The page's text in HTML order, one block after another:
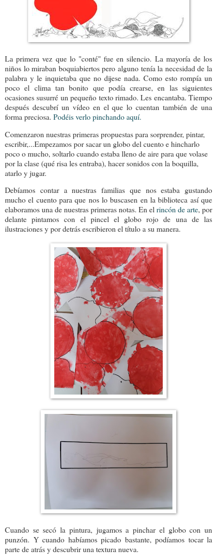
La primera vez que lo "conté" fue en silencio. La mayoría de los
niños lo miraban boquiabiertos pero alguno tenía la necesidad de la
palabra y le inquietaba que no dijese nada. Como esto rompía un
poco el clima tan bonito que podía crearse, en las siguientes
ocasiones susurré un pequeño texto rimado. Les encantaba. Tiempo
después descubrí un vídeo en el que lo cuentan también de una
forma preciosa. Podéis verlo pinchando aquí.
Comenzaron nuestras primeras propuestas para sorprender, pintar,
escribir,...Empezamos por sacar un globo del cuento e hincharlo
poco o mucho, soltarlo cuando estaba lleno de aire para que volase
por la clase (qué risa les entraba), hacer sonidos con la boquilla,
atarlo y jugar.
Debíamos contar a nuestras familias que nos estaba gustando
mucho el cuento para que nos lo buscasen en la biblioteca así que
elaboramos una de nuestras primeras notas. En elrincón de arte, por
delante pintamos con el pincel el globo rojo de una de las
ilustraciones y por detrás escribieron el título a su manera.
Cuando se secó la pintura, jugamos a pinchar el globo con un
punzón. Y cuando habíamos picado bastante, podíamos tocar la
parte de atrás y descubrir una textura nueva.